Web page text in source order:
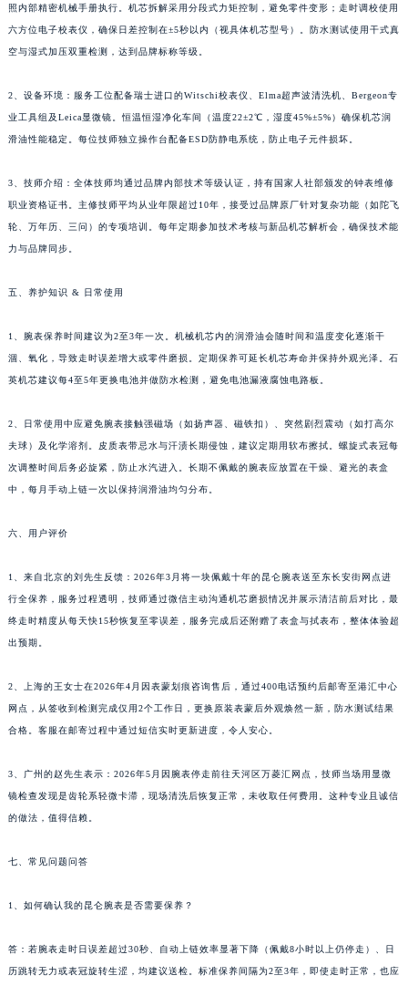
照内部精密机械手册执行。机芯拆解采用分段式力矩控制，避免零件变形；走时调校使用
六方位电子校表仪，确保日差控制在±5秒以内（视具体机芯型号）。防水测试使用干式真
空与湿式加压双重检测，达到品牌标称等级。
2、设备环境：服务工位配备瑞士进口的Witschi校表仪、Elma超声波清洗机、Bergeon专
业工具组及Leica显微镜。恒温恒湿净化车间（温度22±2℃，湿度45%±5%）确保机芯润
滑油性能稳定。每位技师独立操作台配备ESD防静电系统，防止电子元件损坏。
3、技师介绍：全体技师均通过品牌内部技术等级认证，持有国家人社部颁发的钟表维修
职业资格证书。主修技师平均从业年限超过10年，接受过品牌原厂针对复杂功能（如陀飞
轮、万年历、三问）的专项培训。每年定期参加技术考核与新品机芯解析会，确保技术能
力与品牌同步。
五、养护知识 & 日常使用
1、腕表保养时间建议为2至3年一次。机械机芯内的润滑油会随时间和温度变化逐渐干
涸、氧化，导致走时误差增大或零件磨损。定期保养可延长机芯寿命并保持外观光泽。石
英机芯建议每4至5年更换电池并做防水检测，避免电池漏液腐蚀电路板。
2、日常使用中应避免腕表接触强磁场（如扬声器、磁铁扣）、突然剧烈震动（如打高尔
夫球）及化学溶剂。皮质表带忌水与汗渍长期侵蚀，建议定期用软布擦拭。螺旋式表冠每
次调整时间后务必旋紧，防止水汽进入。长期不佩戴的腕表应放置在干燥、避光的表盒
中，每月手动上链一次以保持润滑油均匀分布。
六、用户评价
1、来自北京的刘先生反馈：2026年3月将一块佩戴十年的昆仑腕表送至东长安街网点进
行全保养，服务过程透明，技师通过微信主动沟通机芯磨损情况并展示清洁前后对比，最
终走时精度从每天快15秒恢复至零误差，服务完成后还附赠了表盒与拭表布，整体体验超
出预期。
2、上海的王女士在2026年4月因表蒙划痕咨询售后，通过400电话预约后邮寄至港汇中心
网点，从签收到检测完成仅用2个工作日，更换原装表蒙后外观焕然一新，防水测试结果
合格。客服在邮寄过程中通过短信实时更新进度，令人安心。
3、广州的赵先生表示：2026年5月因腕表停走前往天河区万菱汇网点，技师当场用显微
镜检查发现是齿轮系轻微卡滞，现场清洗后恢复正常，未收取任何费用。这种专业且诚信
的做法，值得信赖。
七、常见问题问答
1、如何确认我的昆仑腕表是否需要保养？
答：若腕表走时日误差超过30秒、自动上链效率显著下降（佩戴8小时以上仍停走）、日
历跳转无力或表冠旋转生涩，均建议送检。标准保养间隔为2至3年，即使走时正常，也应